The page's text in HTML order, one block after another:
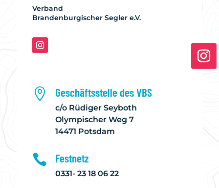
Verband
Brandenburgischer Segler e.V.
 Geschäftsstelle des VBS
c/o Rüdiger Seyboth
Olympischer Weg 7
14471 Potsdam
 Festnetz
0331- 23 18 06 22